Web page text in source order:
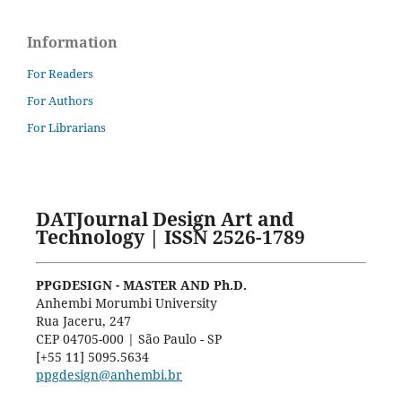
Information
For Readers
For Authors
For Librarians
DATJournal Design Art and
Technology | ISSN 2526-1789
PPGDESIGN - MASTER AND Ph.D.
Anhembi Morumbi University
Rua Jaceru, 247
CEP 04705-000 | São Paulo - SP
[+55 11] 5095.5634
ppgdesign@anhembi.br